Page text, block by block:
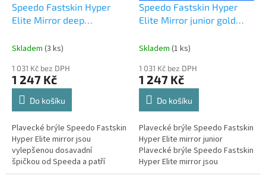
Speedo Fastskin Hyper
Elite Mirror deep
Skladem (3 ks)
1 031 Kč bez DPH
1 247 Kč
Do košíku
Plavecké brýle Speedo Fastskin
Hyper Elite mirror jsou
vylepšenou dosavadní
špičkou od Speeda a patří
vůbec mezi nejlepší
Speedo Fastskin Hyper
Elite Mirror junior gold
Skladem (1 ks)
1 031 Kč bez DPH
1 247 Kč
Do košíku
Plavecké brýle Speedo Fastskin
Hyper Elite mirror junior
Plavecké brýle Speedo Fastskin
Hyper Elite mirror jsou
vylepšenou dosavadní